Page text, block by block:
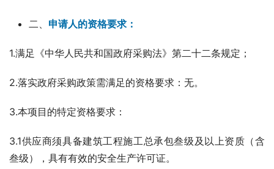
二、 申请人的资格要求：
1.满足《中华人民共和国政府采购法》第二十二条规定；
2.落实政府采购政策需满足的资格要求：无。
3.本项目的特定资格要求：
3.1供应商须具备建筑工程施工总承包叁级及以上资质（含
叁级），具有有效的安全生产许可证。